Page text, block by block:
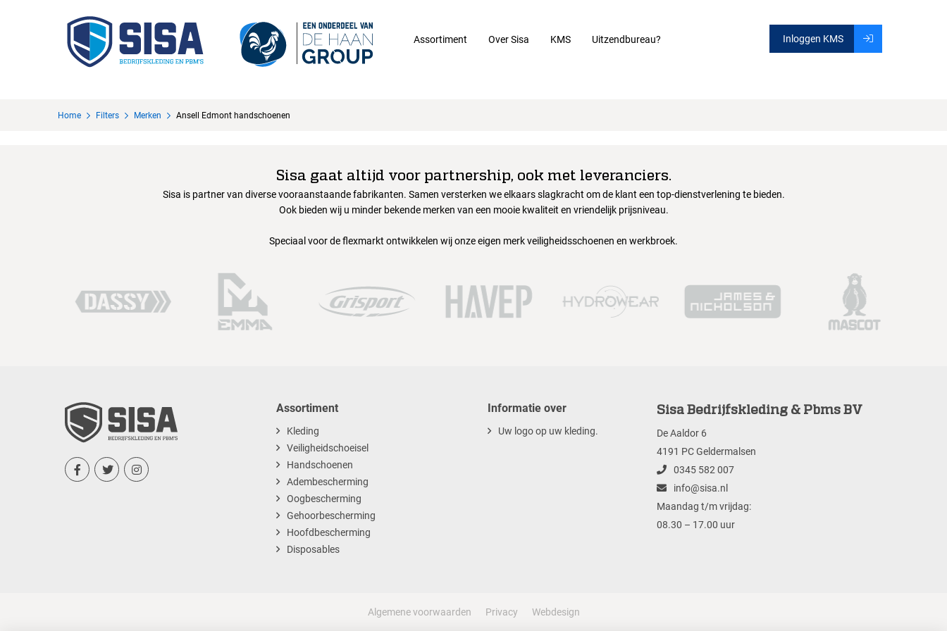
Assortiment Over Sisa KMS Uitzendbureau? Inloggen KMS
Home Filters Merken Ansell Edmont handschoenen
Sisa gaat altijd voor partnership, ook met leveranciers.
Sisa is partner van diverse vooraanstaande fabrikanten. Samen versterken we elkaars slagkracht om de klant een top-dienstverlening te bieden.
Ook bieden wij u minder bekende merken van een mooie kwaliteit en vriendelijk prijsniveau.
Speciaal voor de flexmarkt ontwikkelen wij onze eigen merk veiligheidsschoenen en werkbroek.
  
Assortiment
Kleding
Veiligheidschoeisel
Handschoenen
Adembescherming
Oogbescherming
Gehoorbescherming
Hoofdbescherming
Disposables
Informatie over
Uw logo op uw kleding.
Sisa Bedrijfskleding & Pbms BV
De Aaldor 6
4191 PC Geldermalsen
0345 582 007
info@sisa.nl
Maandag t/m vrijdag:
08.30 – 17.00 uur
Algemene voorwaarden Privacy Webdesign